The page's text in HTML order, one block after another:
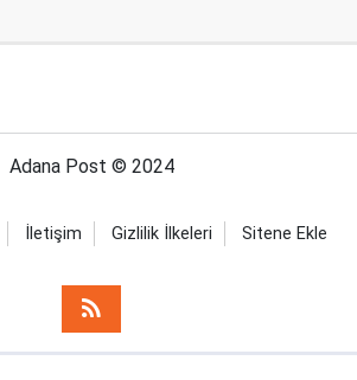
Adana Post © 2024
İletişim Gizlilik İlkeleri Sitene Ekle